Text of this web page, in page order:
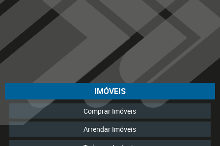
IMÓVEIS
Comprar Imóveis
Arrendar Imóveis